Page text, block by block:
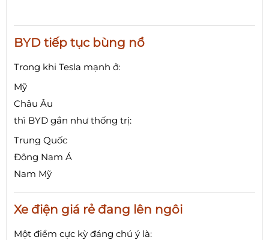
BYD tiếp tục bùng nổ
Trong khi Tesla mạnh ở:
Mỹ
Châu Âu
thì BYD gần như thống trị:
Trung Quốc
Đông Nam Á
Nam Mỹ
Xe điện giá rẻ đang lên ngôi
Một điểm cực kỳ đáng chú ý là: